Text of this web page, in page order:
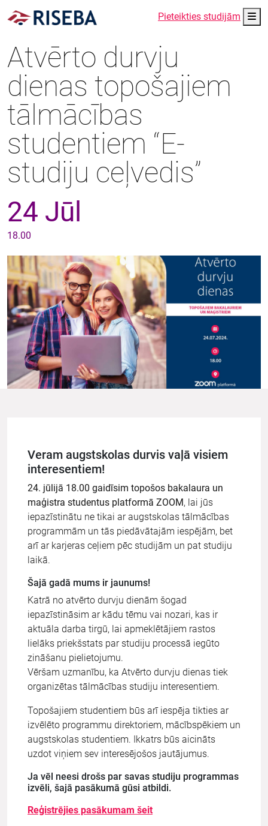
Pieteikties studijām
Atvērto durvju
dienas topošajiem
tālmācības
studentiem “E-
studiju ceļvedis”
24 Jūl
18.00
Veram augstskolas durvis vaļā visiem
interesentiem!
24. jūlijā 18.00 gaidīsim topošos bakalaura un
maģistra studentus platformā ZOOM, lai jūs
iepazīstinātu ne tikai ar augstskolas tālmācības
programmām un tās piedāvātajām iespējām, bet
arī ar karjeras ceļiem pēc studijām un pat studiju
laikā.
Šajā gadā mums ir jaunums!
Katrā no atvērto durvju dienām šogad
iepazīstināsim ar kādu tēmu vai nozari, kas ir
aktuāla darba tirgū, lai apmeklētājiem rastos
lielāks priekšstats par studiju processā iegūto
zināšanu pielietojumu.
Vēršam uzmanību, ka Atvērto durvju dienas tiek
organizētas tālmācības studiju interesentiem.
Topošajiem studentiem būs arī iespēja tikties ar
izvēlēto programmu direktoriem, mācībspēkiem un
augstskolas studentiem. Ikkatrs būs aicināts
uzdot viņiem sev interesējošos jautājumus.
Ja vēl neesi drošs par savas studiju programmas
izvēli, šajā pasākumā gūsi atbildi.
Reģistrējies pasākumam šeit